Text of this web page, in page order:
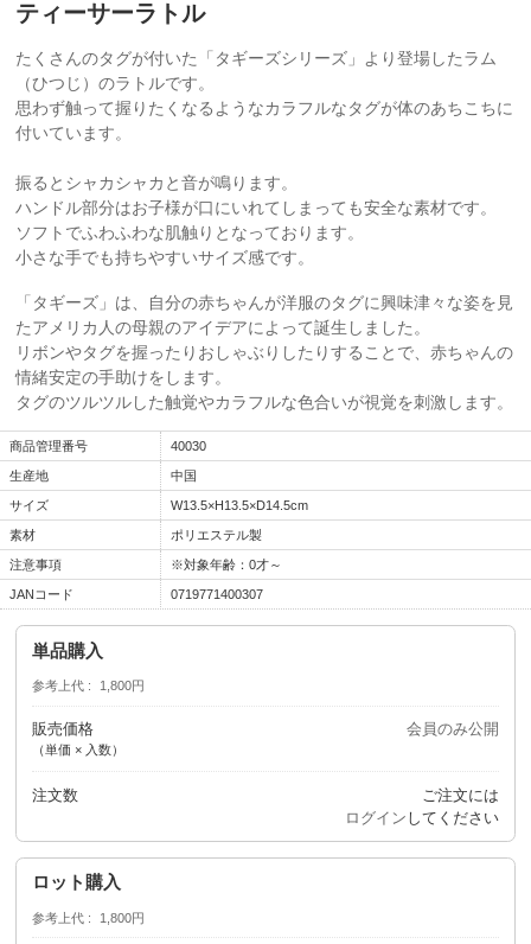
ティーサーラトル
たくさんのタグが付いた「タギーズシリーズ」より登場したラム
（ひつじ）のラトルです。
思わず触って握りたくなるようなカラフルなタグが体のあちこちに
付いています。
振るとシャカシャカと音が鳴ります。
ハンドル部分はお子様が口にいれてしまっても安全な素材です。
ソフトでふわふわな肌触りとなっております。
小さな手でも持ちやすいサイズ感です。
「タギーズ」は、自分の赤ちゃんが洋服のタグに興味津々な姿を見
たアメリカ人の母親のアイデアによって誕生しました。
リボンやタグを握ったりおしゃぶりしたりすることで、赤ちゃんの
情緒安定の手助けをします。
タグのツルツルした触覚やカラフルな色合いが視覚を刺激します。
商品管理番号 40030
生産地 中国
サイズ W13.5×H13.5×D14.5cm
素材 ポリエステル製
注意事項 ※対象年齢：0才～
JANコード 0719771400307
単品購入
参考上代 1,800円
販売価格
（単価 × 入数）
会員のみ公開
注文数
ご注文には
ログイン してください
ロット購入
参考上代 1,800円